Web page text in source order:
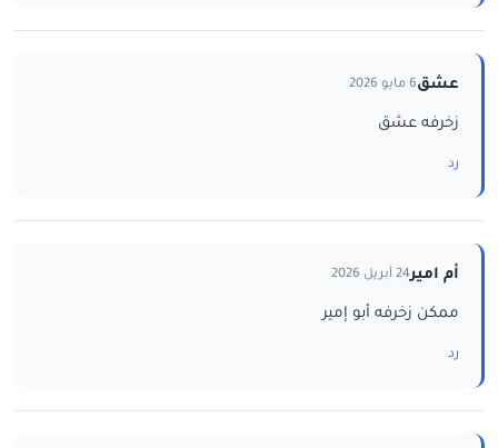
عشق6 مايو 2026
زخرفه عشق
رد
أم امير24 أبريل 2026
ممكن زخرفه أبو إمير
رد